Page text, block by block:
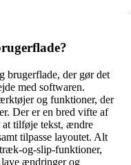
brugerflade, der gør det
med softwaren.
og funktioner, der
Der er en bred vifte af
at tilføje tekst, ændre
tilpasse layoutet. Alt
og-slip-funktioner,
ændringer og